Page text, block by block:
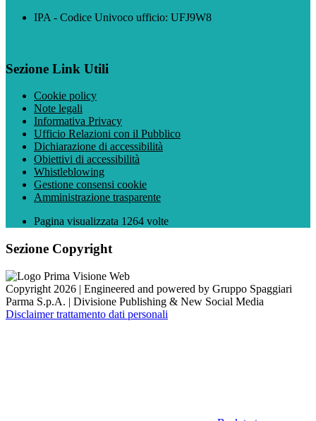
IPA - Codice Univoco ufficio: UFJ9W8
Sezione Link Utili
Cookie policy
Note legali
Informativa Privacy
Ufficio Relazioni con il Pubblico
Dichiarazione di accessibilità
Obiettivi di accessibilità
Whistleblowing
Gestione consensi cookie
Amministrazione trasparente
Pagina visualizzata 1264 volte
Sezione Copyright
Copyright 2026 | Engineered and powered by Gruppo Spaggiari
Parma S.p.A. | Divisione Publishing & New Social Media
Disclaimer trattamento dati personali